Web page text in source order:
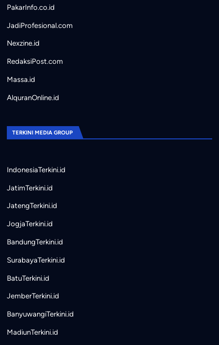
PakarInfo.co.id
JadiProfesional.com
Nexzine.id
RedaksiPost.com
Massa.id
AlquranOnline.id
TERKINI MEDIA GROUP
IndonesiaTerkini.id
JatimTerkini.id
JatengTerkini.id
JogjaTerkini.id
BandungTerkini.id
SurabayaTerkini.id
BatuTerkini.id
JemberTerkini.id
BanyuwangiTerkini.id
MadiunTerkini.id